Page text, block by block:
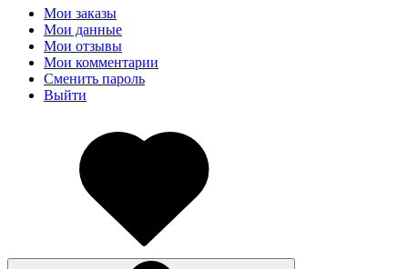
Мои заказы
Мои данные
Мои отзывы
Мои комментарии
Сменить пароль
Выйти